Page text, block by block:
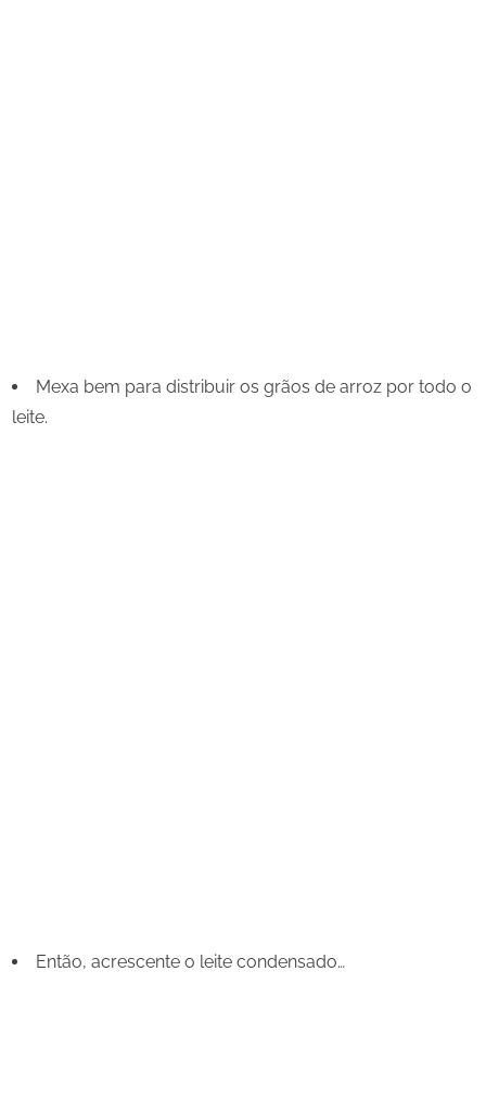
Mexa bem para distribuir os grãos de arroz por todo o
leite.
Então, acrescente o leite condensado…